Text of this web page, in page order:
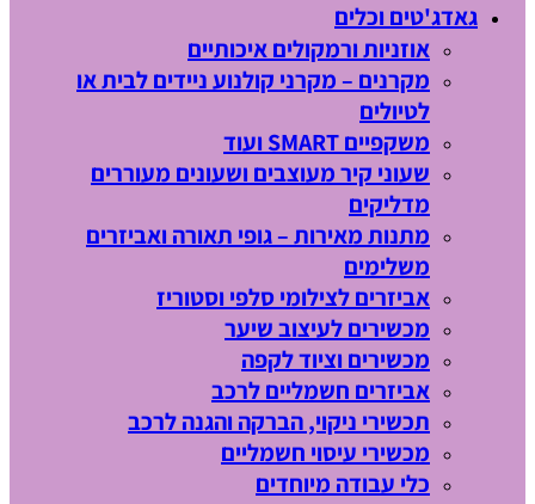
גאדג'טים וכלים
אוזניות ורמקולים איכותיים
מקרנים – מקרני קולנוע ניידים לבית או
לטיולים
משקפיים SMART ועוד
שעוני קיר מעוצבים ושעונים מעוררים
מדליקים
מתנות מאירות – גופי תאורה ואביזרים
משלימים
אביזרים לצילומי סלפי וסטוריז
מכשירים לעיצוב שיער
מכשירים וציוד לקפה
אביזרים חשמליים לרכב
תכשירי ניקוי, הברקה והגנה לרכב
מכשירי עיסוי חשמליים
כלי עבודה מיוחדים